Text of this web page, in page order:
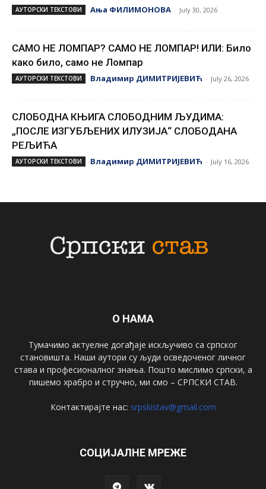
АУТОРСКИ ТЕКСТОВИ Ања ФИЛИМОНОВА - July 30, 2026
САМО НЕ ЛОМПАР? САМО НЕ ЛОМПАР! ИЛИ: Било
како било, само не Ломпар
АУТОРСКИ ТЕКСТОВИ Владимир ДИМИТРИЈЕВИЋ - July 26, 2026
СЛОБОДНА КЊИГА СЛОБОДНИМ ЉУДИМА:
„ПОСЛЕ ИЗГУБЉЕНИХ ИЛУЗИЈА“ СЛОБОДАНА
РЕЉИЋА
АУТОРСКИ ТЕКСТОВИ Владимир ДИМИТРИЈЕВИЋ - July 16, 2026
О НАМА
Тумачимо актуелне догађаје искључиво са српског
становишта. Наши аутори су људи осведоченог личног
става и професионалног знања. Пошто мислимо српски, а
пишемо храбро и стручно, ми смо – СРПСКИ СТАВ.
Контактирајте нас: srpskistav@gmail.com
СОЦИЈАЛНЕ МРЕЖЕ